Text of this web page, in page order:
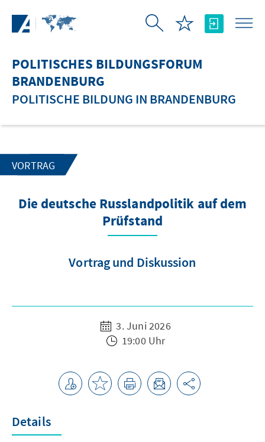
POLITISCHES BILDUNGSFORUM
BRANDENBURG
POLITISCHE BILDUNG IN BRANDENBURG
VORTRAG
Die deutsche Russlandpolitik auf dem
Prüfstand
Vortrag und Diskussion
3. Juni 2026
19:00 Uhr
Details